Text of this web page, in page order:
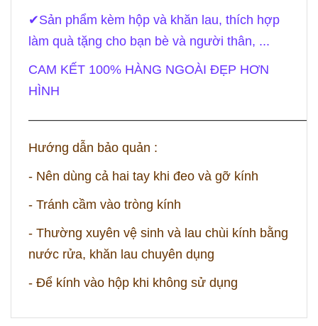
✔Sản phẩm kèm hộp và khăn lau, thích hợp
làm quà tặng cho bạn bè và người thân, ...
CAM KẾT 100% HÀNG NGOÀI ĐẸP HƠN
HÌNH
Hướng dẫn bảo quản :
- Nên dùng cả hai tay khi đeo và gỡ kính
- Tránh cầm vào tròng kính
- Thường xuyên vệ sinh và lau chùi kính bằng
nước rửa, khăn lau chuyên dụng
- Để kính vào hộp khi không sử dụng